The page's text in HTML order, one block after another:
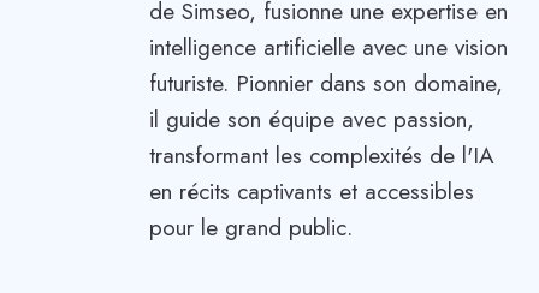
de Simseo, fusionne une expertise en
intelligence artificielle avec une vision
futuriste. Pionnier dans son domaine,
il guide son équipe avec passion,
transformant les complexités de l'IA
en récits captivants et accessibles
pour le grand public.